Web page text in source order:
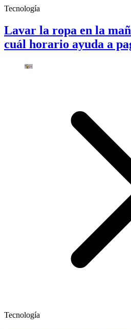
Tecnología
Lavar la ropa en la
cuál horario ayuda a
Tecnología